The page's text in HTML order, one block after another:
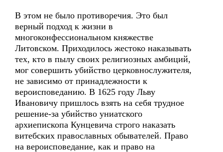
В этом не было противоречия. Это был
верный подход к жизни в
многоконфессиональном княжестве
Литовском. Приходилось жестоко наказывать
тех, кто в пылу своих религиозных амбиций,
мог совершить убийство церковнослужителя,
не зависимо от принадлежности к
вероисповеданию. В 1625 году Льву
Ивановичу пришлось взять на себя трудное
решение-за убийство униатского
архиепископа Кунцевича строго наказать
витебских православных обывателей. Право
на вероисповедание, как и право на